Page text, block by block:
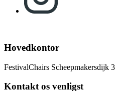
Hovedkontor
FestivalChairs Scheepmakersdijk 3
Kontakt os venligst